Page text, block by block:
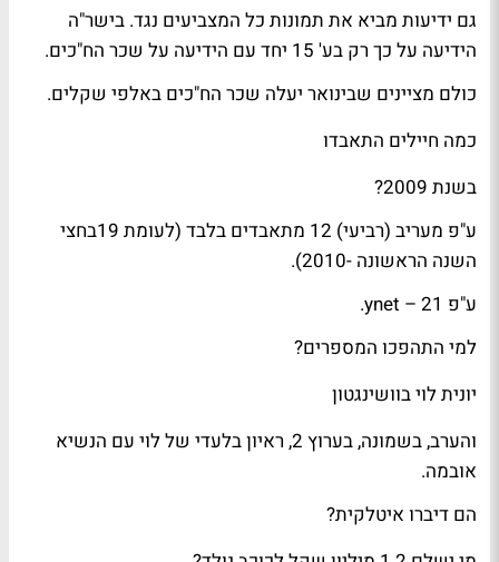
גם ידיעות מביא את תמונות כל המצביעים נגד. בישר"ה
הידיעה על כך רק בע' 15 יחד עם הידיעה על שכר הח"כים.
כולם מציינים שבינואר יעלה שכר הח"כים באלפי שקלים.
כמה חיילים התאבדו
בשנת 2009?
ע"פ מעריב (רביעי) 12 מתאבדים
בלבד (לעומת 19בחצי
השנה הראשונה -2010).
ע"פ ynet – 21.
למי התהפכו המספרים?
יונית לוי בוושינגטון
והערב, בשמונה, בערוץ 2 , ראיון בלעדי של לוי עם הנשיא
אובמה.
הם דיברו איטלקית?